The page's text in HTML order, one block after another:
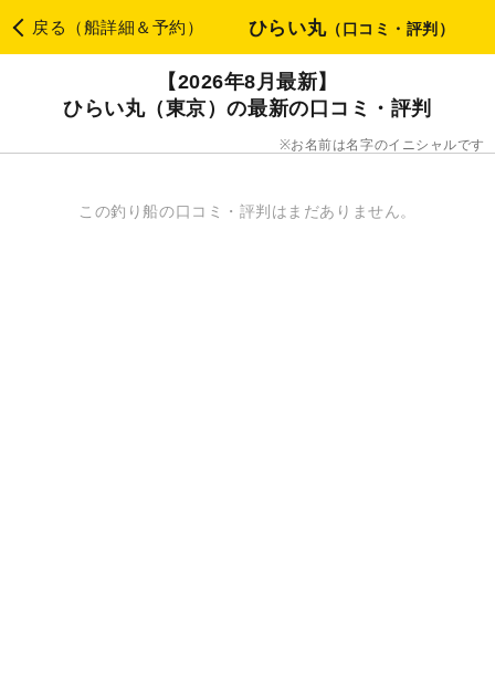
戻る（船詳細＆予約） ひらい丸（口コミ・評判）
【2026年8月最新】
ひらい丸（東京）の最新の口コミ・評判
お名前は名字のイニシャルです
この釣り船の口コミ・評判はまだありません。